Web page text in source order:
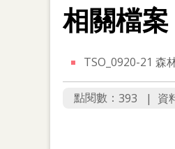
相關檔案
TSO_0920-21 森
點閱數： 393 資